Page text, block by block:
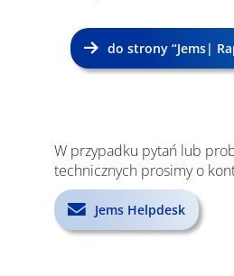
do strony “Jems|
W przypadku pytań lub
technicznych prosimy o
Jems Helpdesk